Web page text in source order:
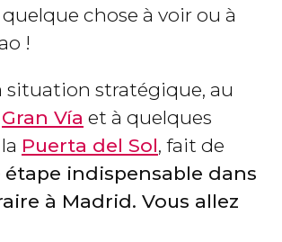
chose à voir ou à
!
situation stratégique, au
Gran Vía et à quelques
Puerta del Sol, fait de
étape indispensable dans
à Madrid. Vous allez